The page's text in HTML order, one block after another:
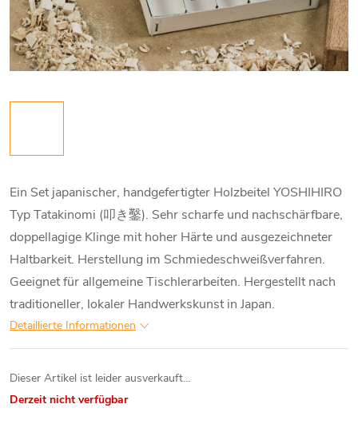
Ein Set japanischer, handgefertigter Holzbeitel YOSHIHIRO
Typ Tatakinomi (叩き鑿). Sehr scharfe und nachschärfbare,
doppellagige Klinge mit hoher Härte und ausgezeichneter
Haltbarkeit. Herstellung im Schmiedeschweißverfahren.
Geeignet für allgemeine Tischlerarbeiten. Hergestellt nach
traditioneller, lokaler Handwerkskunst in Japan.
Detaillierte Informationen
Dieser Artikel ist leider ausverkauft…
Derzeit nicht verfügbar